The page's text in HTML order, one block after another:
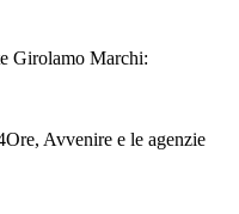
Girolamo Marchi:
Avvenire e le agenzie